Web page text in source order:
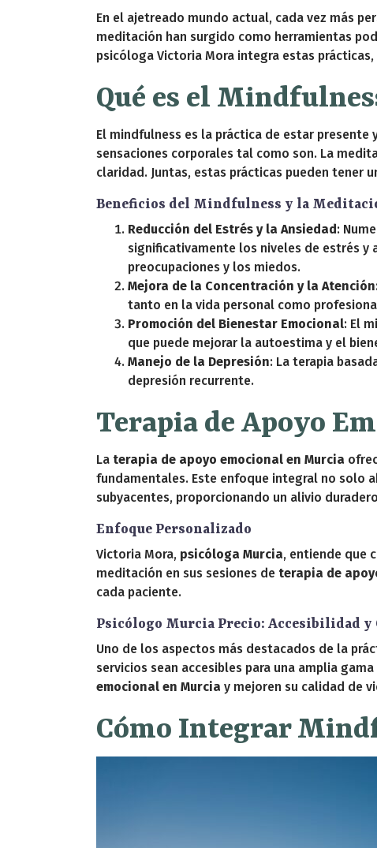
En el ajetreado mundo actual, cada vez más
meditación han surgido como herramientas
psicóloga Victoria Mora integra estas
Qué es el
El mindfulness es la práctica de estar
sensaciones corporales tal como son. La
claridad. Juntas, estas prácticas pueden tener
Beneficios del Mindfulness y la
Reducción del Estrés y la Ansiedad :
significativamente los niveles de estrés y
preocupaciones y los miedos.
Mejora de la Concentración y la Atención
tanto en la vida personal como
Promoción del Bienestar Emocional: El
que puede mejorar la autoestima y el
Manejo de la Depresión: La terapia
depresión recurrente.
Terapia de Apoyo
La terapia de apoyo emocional en Murcia
fundamentales. Este enfoque integral no solo
subyacentes, proporcionando un alivio
Enfoque Personalizado
Victoria Mora, psicóloga Murcia, entiende que
meditación en sus sesiones de terapia de
cada paciente.
Psicólogo Murcia Precio: Accesibilidad y
Uno de los aspectos más destacados de la
servicios sean accesibles para una amplia
emocional en Murcia y mejoren su calidad de
Cómo Integrar